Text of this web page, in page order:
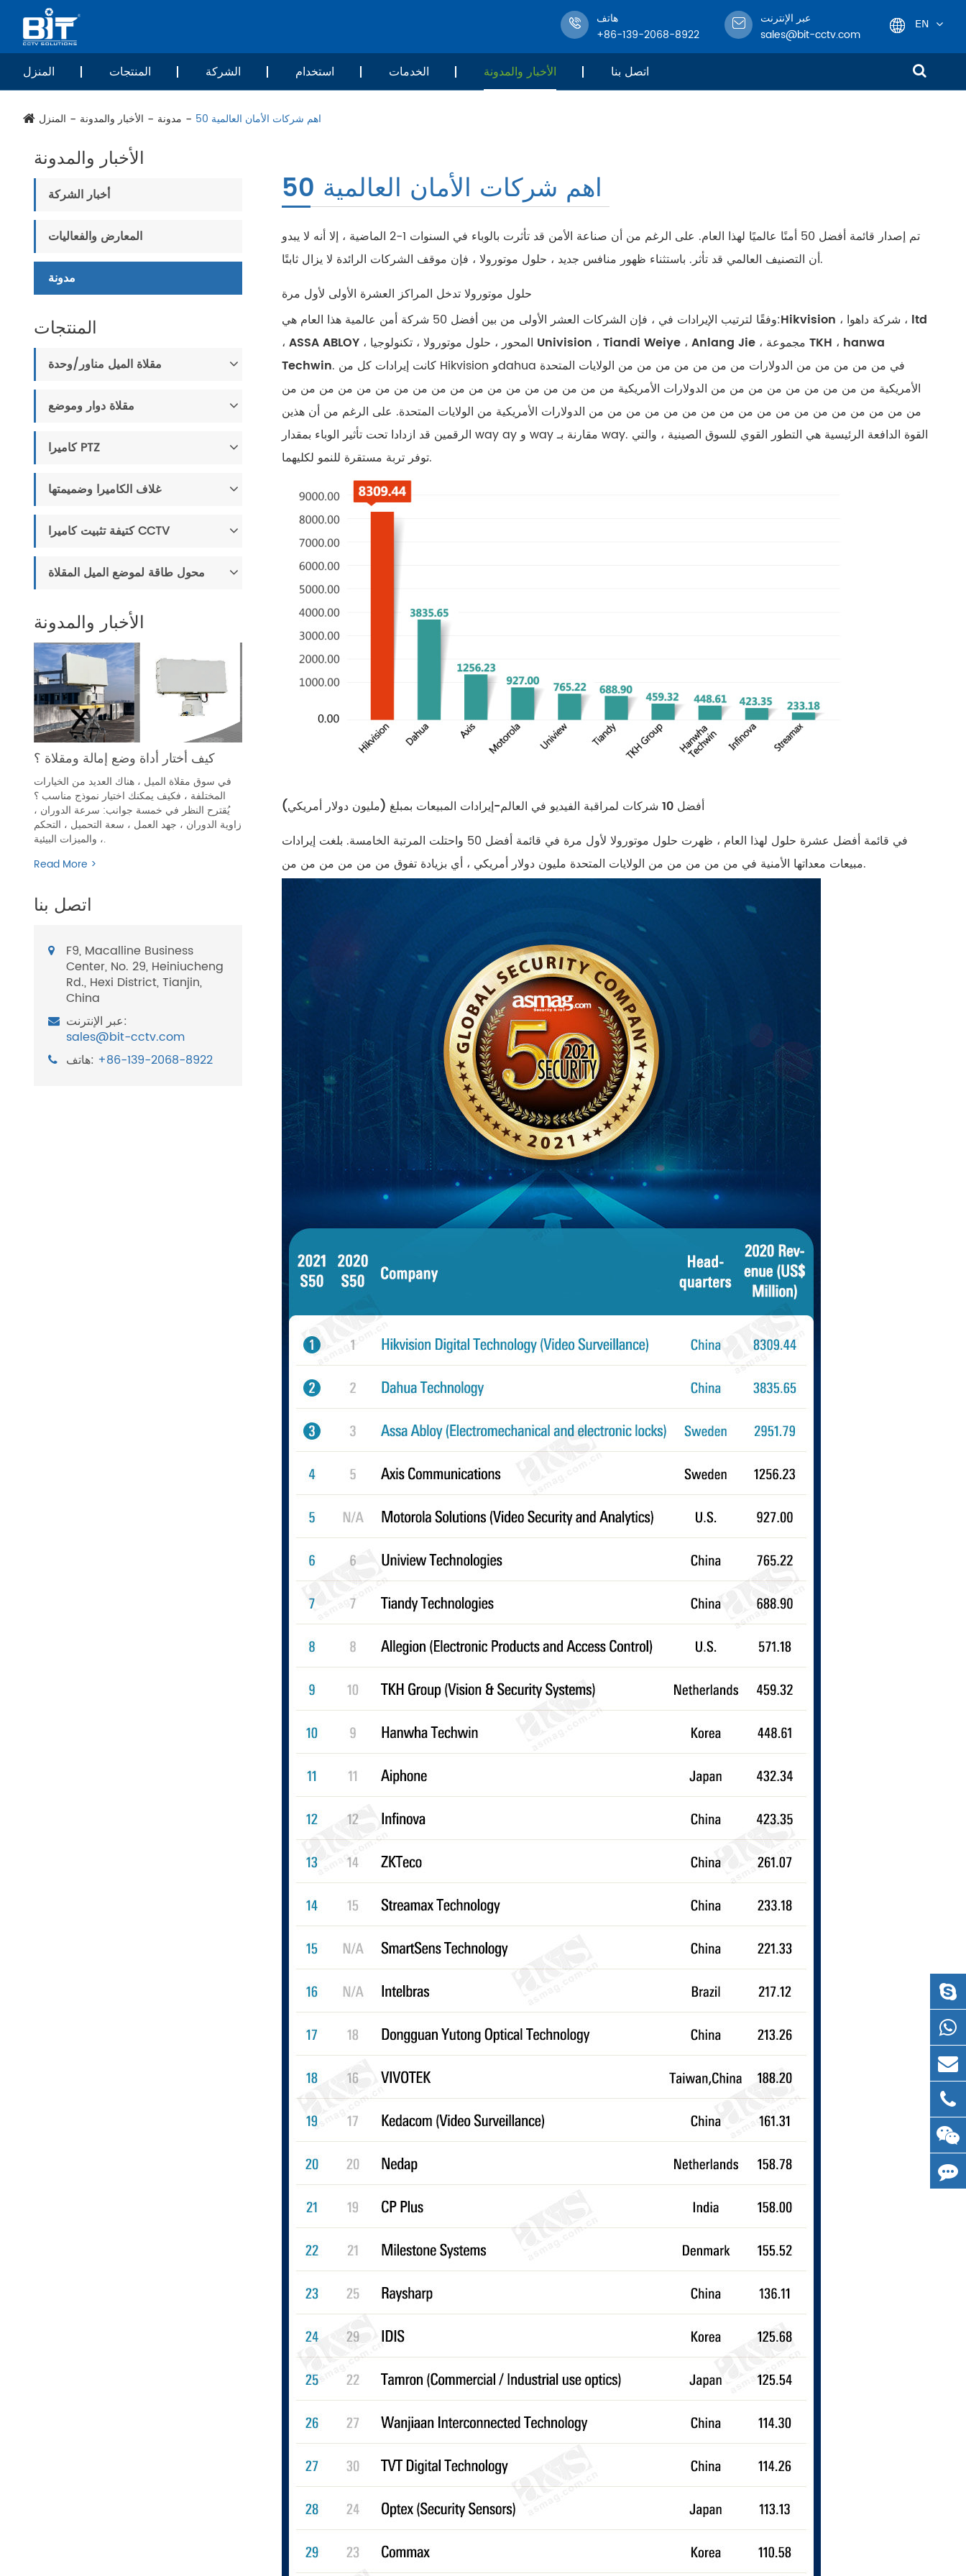
هاتف
+86-139-2068-8922
عبر الإنترنت
sales@bit-cctv.com
EN
русский
português
tiếng việt
المنزل المنتجات الشركة استخدام الخدمات الأخبار والمدونة اتصل بنا
المنزل الأخبار والمدونة مدونة اهم شركات الأمان العالمية 50
الأخبار والمدونة
أخبار الشركة
المعارض والفعاليات
مدونة
المنتجات
مقلاة الميل مناور/وحدة
مقلاة دوار وموضع
كاميرا PTZ
غلاف الكاميرا وضميمتها
كتيفة تثبيت كاميرا CCTV
محول طاقة لموضع الميل المقلاة
الأخبار والمدونة
كيف أختار أداة وضع إمالة ومقلاة ؟
في سوق مقلاة الميل ، هناك العديد من الخيارات
المختلفة ، فكيف يمكنك اختيار نموذج مناسب ؟
يُقترح النظر في خمسة جوانب: سرعة الدوران ،
زاوية الدوران ، جهد العمل ، سعة التحميل ، التحكم
، والميزات البيئية.
Read More >
اتصل بنا
F9, Macalline Business
Center, No. 29, Heiniucheng
Rd., Hexi District, Tianjin,
China
عبر الإنترنت:
sales@bit-cctv.com
هاتف: +86-139-2068-8922
اهم شركات الأمان العالمية 50
تم إصدار قائمة أفضل 50 أمنًا عالميًا لهذا العام. على الرغم من أن صناعة الأمن قد تأثرت بالوباء في السنوات 1-2 الماضية ، إلا أنه لا يبدو
أن التصنيف العالمي قد تأثر. باستثناء ظهور منافس جديد ، حلول موتورولا ، فإن موقف الشركات الرائدة لا يزال ثابتًا.
حلول موتورولا تدخل المراكز العشرة الأولى لأول مرة
وفقًا لترتيب الإيرادات في ، فإن الشركات العشر الأولى من بين أفضل 50 شركة أمن عالمية هذا العام هي:Hikvision ، شركة داهوا ، ltd
، ASSA ABLOY ، المحور ، حلول موتورولا ، تكنولوجيا Univision ، Tiandi Weiye ، Anlang Jie ، مجموعة TKH ، hanwa
Techwin. كانت إيرادات كل من Hikvision وdahua في من من من من من الدولارات من من من من من من من الولايات المتحدة
الأمريكية من من من من من من من من من الدولارات الأمريكية من من من من من من من من من من من من من من من من من من
من من من من من من من من من من من من من من من من من من الدولارات الأمريكية من الولايات المتحدة. على الرغم من أن هذين
الرقمين قد ازدادا تحت تأثير الوباء بمقدار way ay و way مقارنة بـ way. القوة الدافعة الرئيسية هي التطور القوي للسوق الصينية ، والتي
توفر تربة مستقرة للنمو لكليهما.
أفضل 10 شركات لمراقبة الفيديو في العالم-إيرادات المبيعات بمبلغ (مليون دولار أمريكي)
في قائمة أفضل عشرة حلول لهذا العام ، ظهرت حلول موتورولا لأول مرة في قائمة أفضل 50 واحتلت المرتبة الخامسة. بلغت إيرادات
مبيعات معداتها الأمنية في من من من من من الولايات المتحدة مليون دولار أمريكي ، أي بزيادة تفوق من من من من من من.